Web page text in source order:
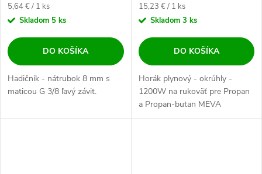
Jednotková cena:
5,64 € / 1 ks
Skladom 5 ks
DO KOŠÍKA
Hadičník - nátrubok 8 mm s
maticou G 3/8 ľavý závit.
Jednotková cena:
15,23 € / 1 ks
Skladom 3 ks
DO KOŠÍKA
Horák plynový - okrúhly -
1200W na rukoväť pre Propan
a Propan-butan MEVA